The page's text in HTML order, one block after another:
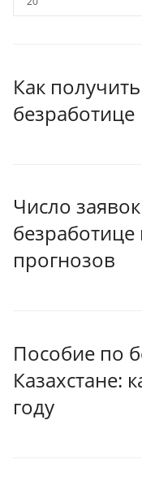
Как
безработице
Число
прогнозов
Пособие по
Казахстане:
году